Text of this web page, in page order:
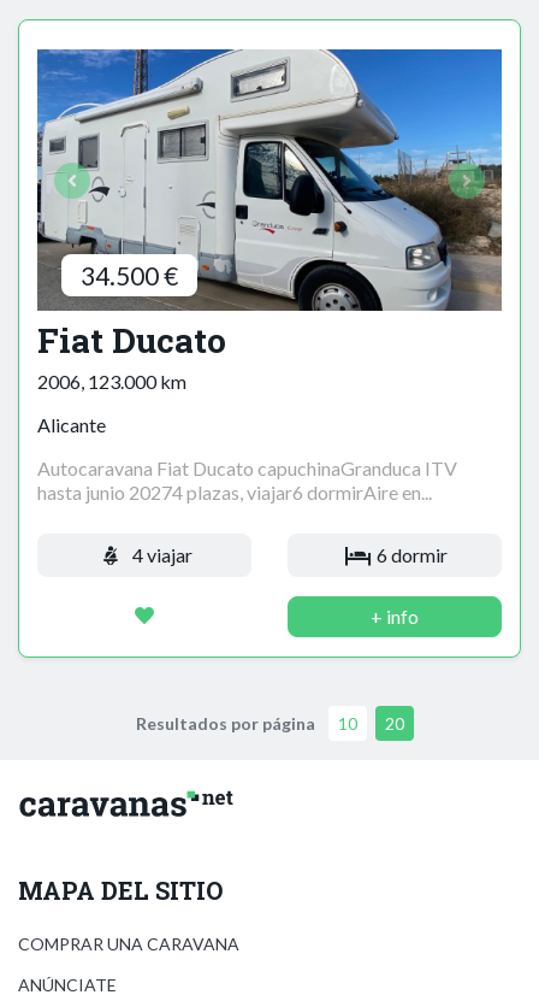
34.500 €
Fiat Ducato
2006, 123.000 km
Alicante
Autocaravana Fiat Ducato capuchinaGranduca ITV
hasta junio 20274 plazas, viajar6 dormirAire en...
4 viajar 6 dormir
+ info
Resultados por página 10 20
MAPA DEL SITIO
COMPRAR UNA CARAVANA
ANÚNCIATE